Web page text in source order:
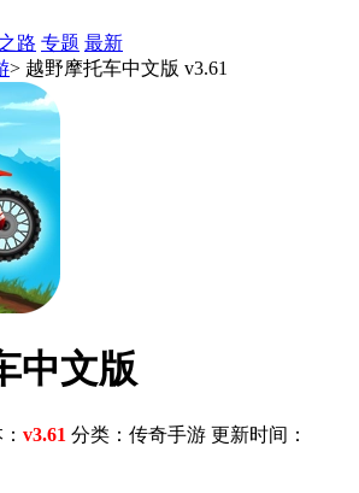
路 专题 最新
> 越野摩托车中文版 v3.61
中文版
v3.61 分类：传奇手游 更新时间：